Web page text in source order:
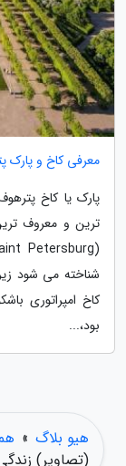
معرفی کاخ و پارک
ترین و معروف
شناخته می شود
کاخ امپراتوری
بود،...
هیو بلاگ »
(تصاویر)